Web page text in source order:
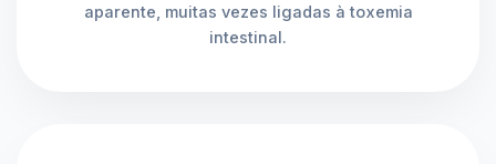
aparente, muitas vezes ligadas à toxemia
intestinal.